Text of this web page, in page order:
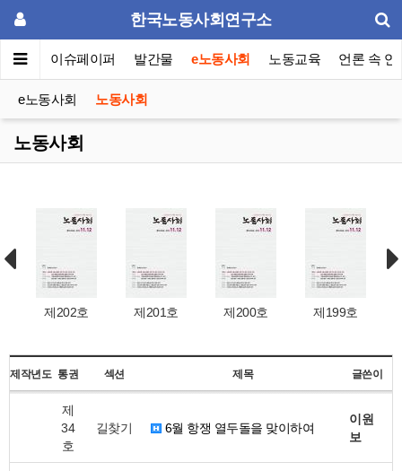
한국노동사회연구소
포럼 이슈페이퍼 발간물 e노동사회 노동교육 언론 속 연
e노동사회 노동사회
노동사회
제202호 제201호 제200호 제199호
제작년도 통권 섹션 제목 글쓴이
제
34
호
길찾기 6월 항쟁 열두돌을 맞이하여
이원
보